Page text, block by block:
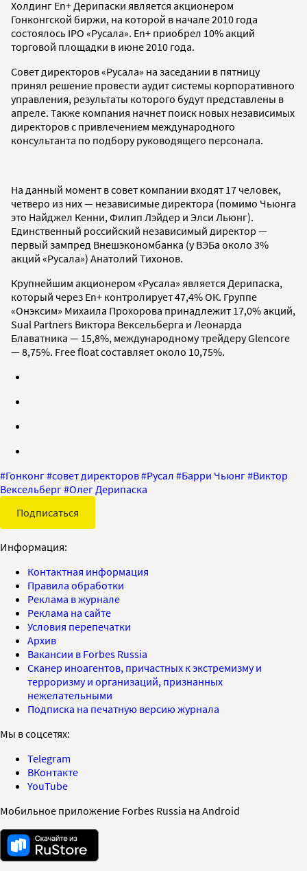
Холдинг En+ Дерипаски является акционером
Гонконгской биржи, на которой в начале 2010 года
состоялось IPO «Русала». En+ приобрел 10% акций
торговой площадки в июне 2010 года.
Совет директоров «Русала» на заседании в пятницу
принял решение провести аудит системы корпоративного
управления, результаты которого будут представлены в
апреле. Также компания начнет поиск новых независимых
директоров с привлечением международного
консультанта по подбору руководящего персонала.
На данный момент в совет компании входят 17 человек,
четверо из них — независимые директора (помимо Чьюнга
это Найджел Кенни, Филип Лэйдер и Элси Льюнг).
Единственный российский независимый директор —
первый зампред Внешэкономбанка (у ВЭБа около 3%
акций «Русала») Анатолий Тихонов.
Крупнейшим акционером «Русала» является Дерипаска,
который через En+ контролирует 47,4% ОК. Группе
«Онэксим» Михаила Прохорова принадлежит 17,0% акций,
Sual Partners Виктора Вексельберга и Леонарда
Блаватника — 15,8%, международному трейдеру Glencore
— 8,75%. Free float составляет около 10,75%.
#Гонконг#совет директоров#Русал #Барри Чьюнг#Виктор
Вексельберг#Олег Дерипаска
Подписаться
Информация:
Контактная информация
Правила обработки
Реклама в журнале
Реклама на сайте
Условия перепечатки
Архив
Вакансии в Forbes Russia
Сканер иноагентов, причастных к экстремизму и
терроризму и организаций, признанных
нежелательными
Подписка на печатную версию журнала
Мы в соцсетях:
Telegram
ВКонтакте
YouTube
Мобильное приложение Forbes Russia на Android